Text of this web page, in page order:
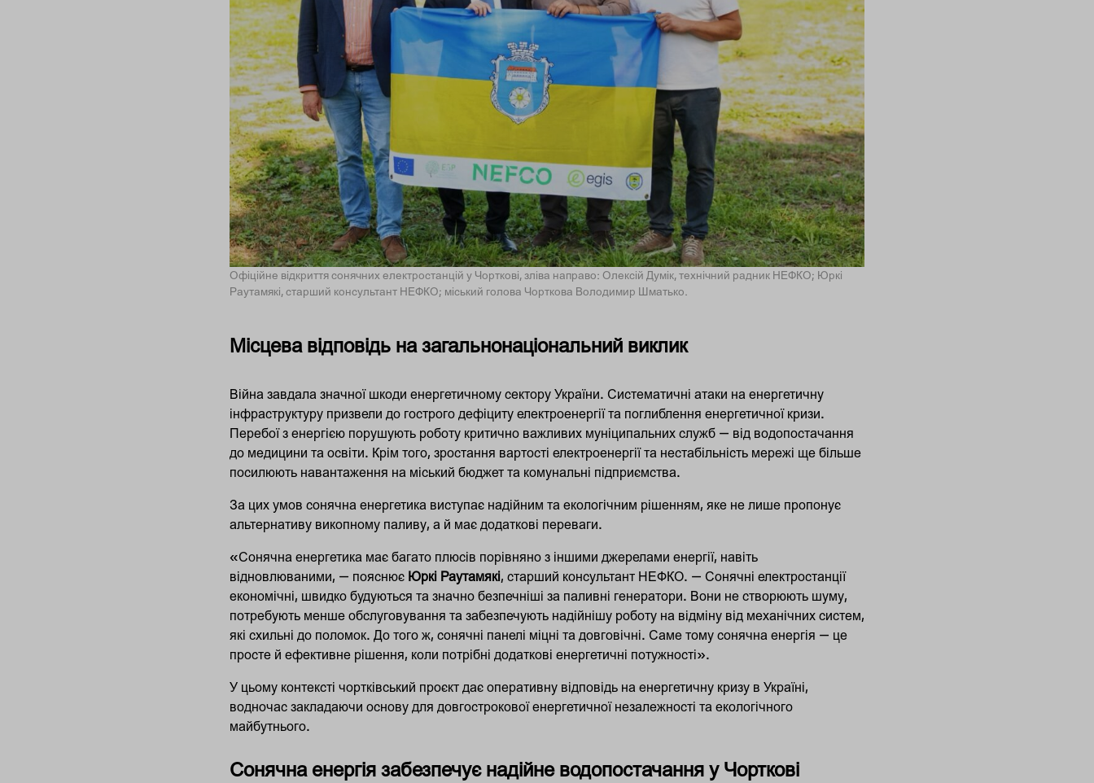
Офіційне відкриття сонячних електростанцій у Чорткові, зліва направо: Олексій Думік, технічний радник НЕФКО; Юркі
Раутамякі, старший консультант НЕФКО; міський голова Чорткова Володимир Шматько.
Місцева відповідь на загальнонаціональний виклик
Війна завдала значної шкоди енергетичному сектору України. Систематичні атаки на енергетичну
інфраструктуру призвели до гострого дефіциту електроенергії та поглиблення енергетичної кризи.
Перебої з енергією порушують роботу критично важливих муніципальних служб — від водопостачання
до медицини та освіти. Крім того, зростання вартості електроенергії та нестабільність мережі ще більше
посилюють навантаження на міський бюджет та комунальні підприємства.
За цих умов сонячна енергетика виступає надійним та екологічним рішенням, яке не лише пропонує
альтернативу викопному паливу, а й має додаткові переваги.
«Сонячна енергетика має багато плюсів порівняно з іншими джерелами енергії, навіть
відновлюваними, — пояснює Юркі Раутамякі, старший консультант НЕФКО. — Сонячні електростанції
економічні, швидко будуються та значно безпечніші за паливні генератори. Вони не створюють шуму,
потребують менше обслуговування та забезпечують надійнішу роботу на відміну від механічних систем,
які схильні до поломок. До того ж, сонячні панелі міцні та довговічні. Саме тому сонячна енергія — це
просте й ефективне рішення, коли потрібні додаткові енергетичні потужності».
У цьому контексті чортківський проєкт дає оперативну відповідь на енергетичну кризу в Україні,
водночас закладаючи основу для довгострокової енергетичної незалежності та екологічного
майбутнього.
Сонячна енергія забезпечує надійне водопостачання у Чорткові